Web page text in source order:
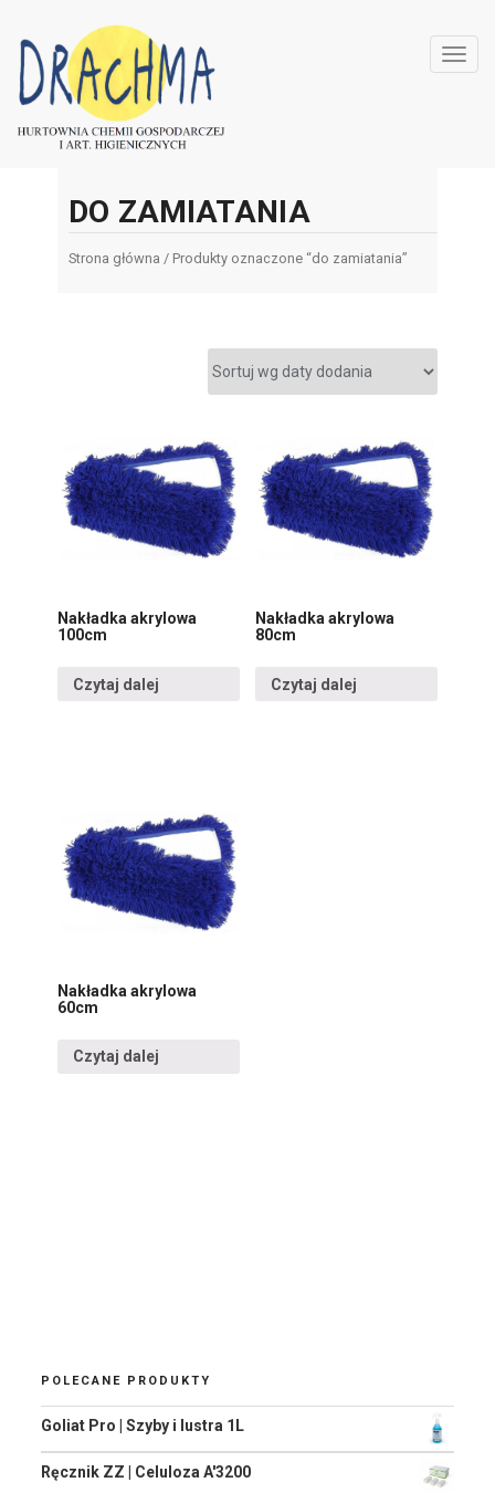
DO ZAMIATANIA
Strona główna / Produkty oznaczone “do zamiatania”
Nakładka akrylowa
100cm
Czytaj dalej
Nakładka akrylowa
80cm
Czytaj dalej
Nakładka akrylowa
60cm
Czytaj dalej
POLECANE PRODUKTY
Goliat Pro | Szyby i lustra 1L
Ręcznik ZZ | Celuloza A'3200